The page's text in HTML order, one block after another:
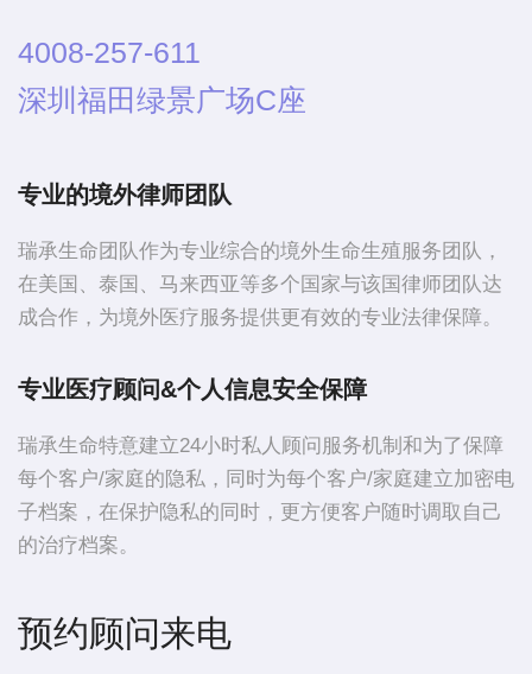
4008-257-611
深圳福田绿景广场C座
专业的境外律师团队
瑞承生命团队作为专业综合的境外生命生殖服务团队，
在美国、泰国、马来西亚等多个国家与该国律师团队达
成合作，为境外医疗服务提供更有效的专业法律保障。
专业医疗顾问&个人信息安全保障
瑞承生命特意建立24小时私人顾问服务机制和为了保障
每个客户/家庭的隐私，同时为每个客户/家庭建立加密电
子档案，在保护隐私的同时，更方便客户随时调取自己
的治疗档案。
预约顾问来电